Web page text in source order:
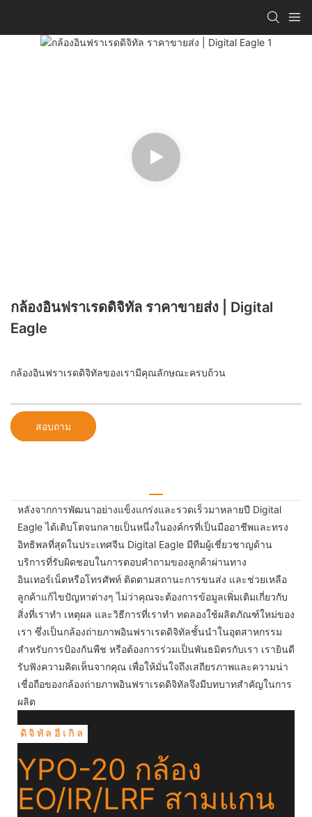
กล้องอินฟราเรดดิจิทัล ราคาขายส่ง | Digital
Eagle
กล้องอินฟราเรดดิจิทัลของเรามีคุณลักษณะครบถ้วน
สอบถาม
หลังจากการพัฒนาอย่างแข็งแกร่งและรวดเร็วมาหลายปี Digital
Eagle ได้เติบโตจนกลายเป็นหนึ่งในองค์กรที่เป็นมืออาชีพและทรง
อิทธิพลที่สุดในประเทศจีน Digital Eagle มีทีมผู้เชี่ยวชาญด้าน
บริการที่รับผิดชอบในการตอบคำถามของลูกค้าผ่านทาง
อินเทอร์เน็ตหรือโทรศัพท์ ติดตามสถานะการขนส่ง และช่วยเหลือ
ลูกค้าแก้ไขปัญหาต่างๆ ไม่ว่าคุณจะต้องการข้อมูลเพิ่มเติมเกี่ยวกับ
สิ่งที่เราทำ เหตุผล และวิธีการที่เราทำ ทดลองใช้ผลิตภัณฑ์ใหม่ของ
เรา ซึ่งเป็นกล้องถ่ายภาพอินฟราเรดดิจิทัลชั้นนำในอุตสาหกรรม
สำหรับการป้องกันพืช หรือต้องการร่วมเป็นพันธมิตรกับเรา เรายินดี
รับฟังความคิดเห็นจากคุณ เพื่อให้มั่นใจถึงเสถียรภาพและความน่า
เชื่อถือของกล้องถ่ายภาพอินฟราเรดดิจิทัลจึงมีบทบาทสำคัญในการ
ผลิต
ดิจิทัลอีเกิล
YPO-20 กล้อง
EO/IR/LRF สามแกน